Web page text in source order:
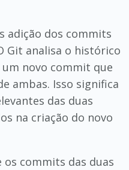
adição dos commits
Git analisa o histórico
novo commit que
ambas. Isso significa
das duas
na criação do novo
commits das duas